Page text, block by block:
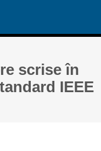
scrise în
IEEE